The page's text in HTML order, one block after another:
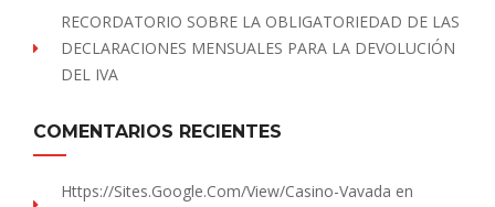
RECORDATORIO SOBRE LA OBLIGATORIEDAD DE LAS
DECLARACIONES MENSUALES PARA LA DEVOLUCIÓN
DEL IVA
COMENTARIOS RECIENTES
Https://sites.Google.com/view/Casino-Vavada en